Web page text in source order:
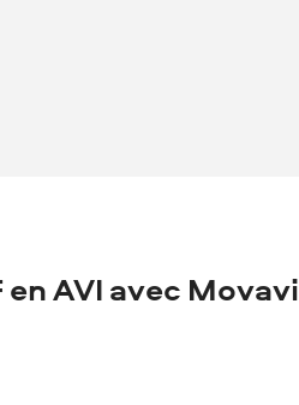
AVI avec Movavi